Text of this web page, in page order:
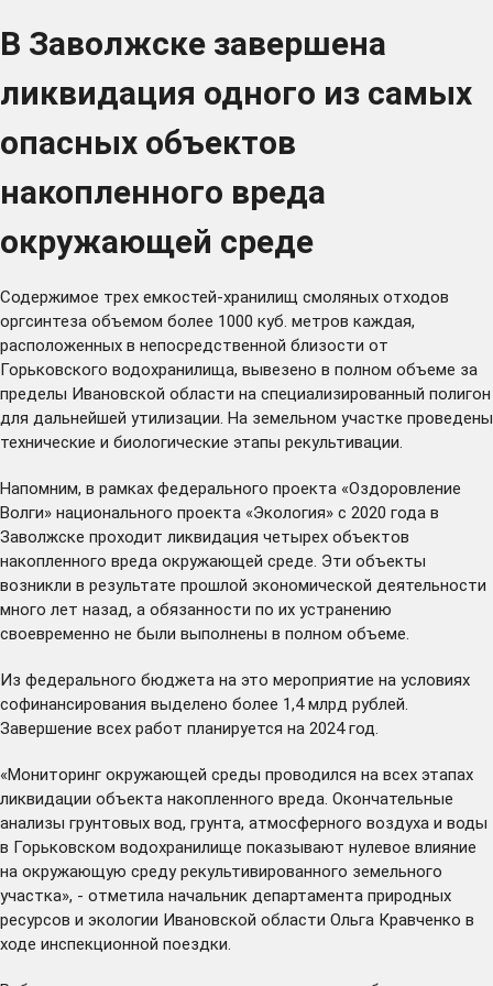
В Заволжске завершена
ликвидация одного из самых
опасных объектов
накопленного вреда
окружающей среде
Содержимое трех емкостей-хранилищ смоляных отходов
оргсинтеза объемом более 1000 куб. метров каждая,
расположенных в непосредственной близости от
Горьковского водохранилища, вывезено в полном объеме за
пределы Ивановской области на специализированный полигон
для дальнейшей утилизации. На земельном участке проведены
технические и биологические этапы рекультивации.
Напомним, в рамках федерального проекта «Оздоровление
Волги» национального проекта «Экология» с 2020 года в
Заволжске проходит ликвидация четырех объектов
накопленного вреда окружающей среде. Эти объекты
возникли в результате прошлой экономической деятельности
много лет назад, а обязанности по их устранению
своевременно не были выполнены в полном объеме.
Из федерального бюджета на это мероприятие на условиях
софинансирования выделено более 1,4 млрд рублей.
Завершение всех работ планируется на 2024 год.
«Мониторинг окружающей среды проводился на всех этапах
ликвидации объекта накопленного вреда. Окончательные
анализы грунтовых вод, грунта, атмосферного воздуха и воды
в Горьковском водохранилище показывают нулевое влияние
на окружающую среду рекультивированного земельного
участка», - отметила начальник департамента природных
ресурсов и экологии Ивановской области Ольга Кравченко в
ходе инспекционной поездки.